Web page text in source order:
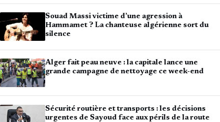
Souad Massi victime d’une agression à
Hammamet ? La chanteuse algérienne sort du
silence
Alger fait peau neuve : la capitale lance une
grande campagne de nettoyage ce week-end
Sécurité routière et transports : les décisions
urgentes de Sayoud face aux périls de la route